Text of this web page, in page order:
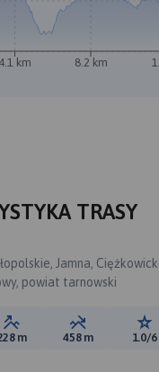
km 8.2 km
TRASY
Jamna,
powiat tarnowski
Suma przewyższeń:
m Suma spadków:
458 m 1.0/6